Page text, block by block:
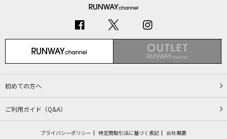
初めての方へ
ご利用ガイド（Q&A）
プライバシーポリシー 特定商取引法に基づく表記 会社概要